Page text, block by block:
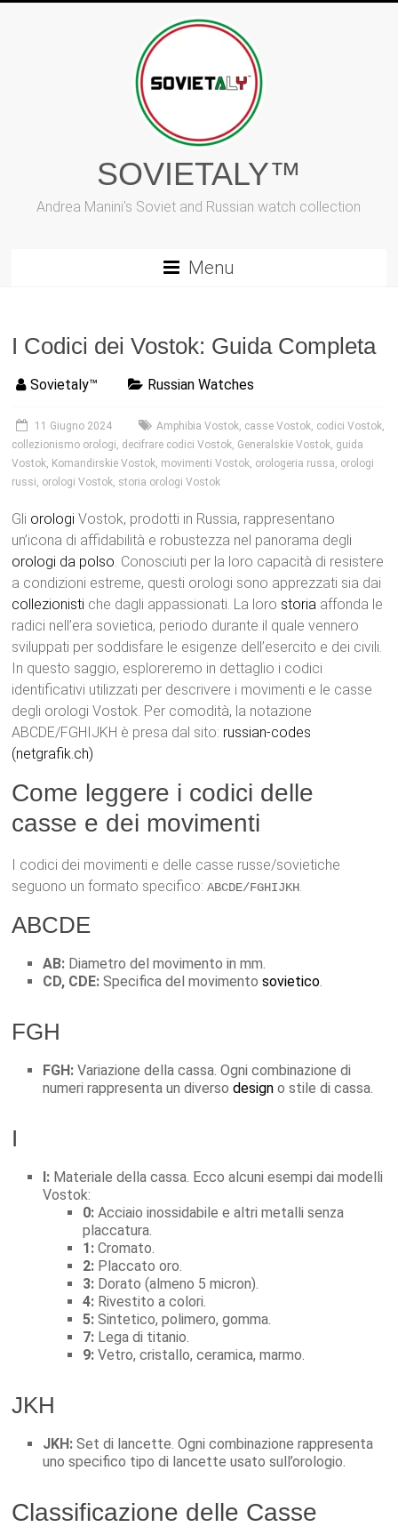
SOVIETALY™
Andrea Manini's Soviet and Russian watch collection
Menu
I Codici dei Vostok: Guida Completa
Sovietaly™ Russian Watches
11 Giugno 2024 Amphibia Vostok, casse Vostok, codici Vostok,
collezionismo orologi, decifrare codici Vostok, Generalskie Vostok, guida
Vostok, Komandirskie Vostok, movimenti Vostok, orologeria russa, orologi
russi, orologi Vostok, storia orologi Vostok
Gli orologi Vostok, prodotti in Russia, rappresentano
un’icona di affidabilità e robustezza nel panorama degli
orologi da polso. Conosciuti per la loro capacità di resistere
a condizioni estreme, questi orologi sono apprezzati sia dai
collezionisti che dagli appassionati. La loro storia affonda le
radici nell’era sovietica, periodo durante il quale vennero
sviluppati per soddisfare le esigenze dell’esercito e dei civili.
In questo saggio, esploreremo in dettaglio i codici
identificativi utilizzati per descrivere i movimenti e le casse
degli orologi Vostok. Per comodità, la notazione
ABCDE/FGHIJKH è presa dal sito: russian-codes
(netgrafik.ch)
Come leggere i codici delle
casse e dei movimenti
I codici dei movimenti e delle casse russe/sovietiche
seguono un formato specifico:ABCDE/FGHIJKH.
ABCDE
AB: Diametro del movimento in mm.
CD, CDE: Specifica del movimentosovietico.
FGH
FGH: Variazione della cassa. Ogni combinazione di
numeri rappresenta un diversodesign o stile di cassa.
I
I: Materiale della cassa. Ecco alcuni esempi dai modelli
Vostok:
0: Acciaio inossidabile e altri metalli senza
placcatura.
1: Cromato.
2: Placcato oro.
3: Dorato (almeno 5 micron).
4: Rivestito a colori.
5: Sintetico, polimero, gomma.
7: Lega di titanio.
9: Vetro, cristallo, ceramica, marmo.
JKH
JKH: Set di lancette. Ogni combinazione rappresenta
uno specifico tipo di lancette usato sull’orologio.
Classificazione delle Casse